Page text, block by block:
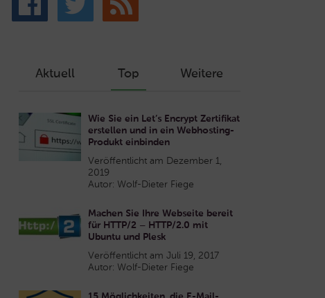
Aktuell Top Weitere
Wie Sie ein Let’s Encrypt Zertifikat
erstellen und in ein Webhosting-
Produkt einbinden
Veröffentlicht am Dezember 1,
2019
Autor: Wolf-Dieter Fiege
Machen Sie Ihre Webseite bereit
für HTTP/2 – HTTP/2.0 mit
Ubuntu und Plesk
Veröffentlicht am Juli 19, 2017
Autor: Wolf-Dieter Fiege